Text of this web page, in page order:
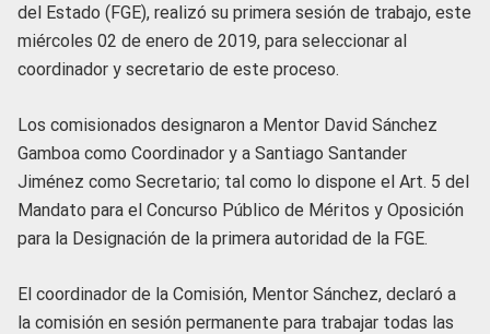
del Estado (FGE), realizó su primera sesión de trabajo, este
miércoles 02 de enero de 2019, para seleccionar al
coordinador y secretario de este proceso.
Los comisionados designaron a Mentor David Sánchez
Gamboa como Coordinador y a Santiago Santander
Jiménez como Secretario; tal como lo dispone el Art. 5 del
Mandato para el Concurso Público de Méritos y Oposición
para la Designación de la primera autoridad de la FGE.
El coordinador de la Comisión, Mentor Sánchez, declaró a
la comisión en sesión permanente para trabajar todas las